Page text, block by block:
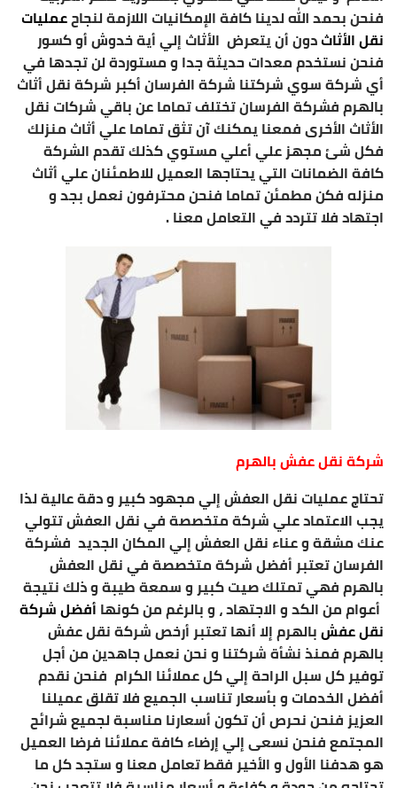
فنحن بحمد الله لدينا كافة الإمكانيات اللازمة لنجاحعمليات
نقل الأثاثدون أن يتعرض الأثاث إلي أية خدوش أو كسور
فنحن نستخدم معدات حديثة جدا و مستوردة لن تجدها في
أي شركة سوي شركتنا شركة الفرسان أكبر شركة نقل أثاث
بالهرم فشركة الفرسان تختلف تماما عن باقي شركات نقل
الأثاث الأخرى فمعنا يمكنك آن تثق تماما علي أثاث منزلك
فكل شئ مجهز علي أعلي مستوي كذلك تقدم الشركة
كافة الضمانات التي يحتاجها العميل للاطمئنان علي أثاث
منزله فكن مطمئن تماما فنحن محترفون نعمل بجد و
اجتهاد فلا تتردد في التعامل معنا .
شركة نقل عفش بالهرم
تحتاج عمليات نقل العفش إلي مجهود كبير و دقة عالية لذا
يجب الاعتماد علي شركة متخصصة في نقل العفش تتولي
عنك مشقة و عناء نقل العفش إلي المكان الجديد فشركة
الفرسان تعتبر أفضل شركة متخصصة في نقل العفش
بالهرم فهي تمتلك صيت كبير و سمعة طيبة و ذلك نتيجة
أعوام من الكد و الاجتهاد ، و بالرغم من كونها أفضل شركة
نقل عفشبالهرم إلا أنها تعتبر أرخص شركة نقل عفش
بالهرم فمنذ نشأة شركتنا و نحن نعمل جاهدين من أجل
توفير كل سبل الراحة إلي كل عملائنا الكرام فنحن نقدم
أفضل الخدمات و بأسعار تناسب الجميع فلا تقلق عميلنا
العزيز فنحن نحرص أن تكون أسعارنا مناسبة لجميع شرائح
المجتمع فنحن نسعى إلي إرضاء كافة عملائنا فرضا العميل
هو هدفنا الأول و الأخير فقط تعامل معنا و ستجد كل ما